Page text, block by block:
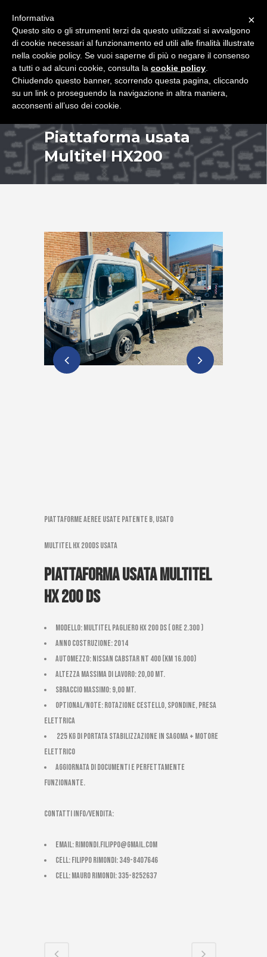
Piattaforma usata
Multitel HX200
Piattaforme aeree usate patente B, Usato
Multitel Hx 200ds usata
Piattaforma usata Multitel
Hx 200 ds
Modello: Multitel Pagliero HX 200 ds ( ore 2.300 )
Anno costruzione: 2014
Automezzo: Nissan Cabstar nt 400 (km 16.000)
Altezza massima di Lavoro: 20,00 mt.
Sbraccio massimo: 9,00 mt.
Optional/Note: ROTAZIONE CESTELLO, SPONDINE, PRESA
ELETTRICA
225 kg di portata STABILIZZAZIONE IN SAGOMA + Motore
elettrico
AGGIORNATA DI DOCUMENTI E PERFETTAMENTE
FUNZIONANTE.
CONTATTI INFO/VENDITA:
email:rimondi.filippo@gmail.com
cell: Filippo Rimondi: 349-8407646
cell: Mauro Rimondi: 335-8252637
×
Informativa
Questo sito o gli strumenti terzi da questo utilizzati si avvalgono
di cookie necessari al funzionamento ed utili alle finalità illustrate
nella cookie policy. Se vuoi saperne di più o negare il consenso
a tutti o ad alcuni cookie, consulta la cookie policy
Chiudendo questo banner, scorrendo questa pagina, cliccando
su un link o proseguendo la navigazione in altra maniera,
acconsenti all’uso dei cookie.